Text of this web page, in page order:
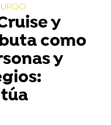
y
como
y